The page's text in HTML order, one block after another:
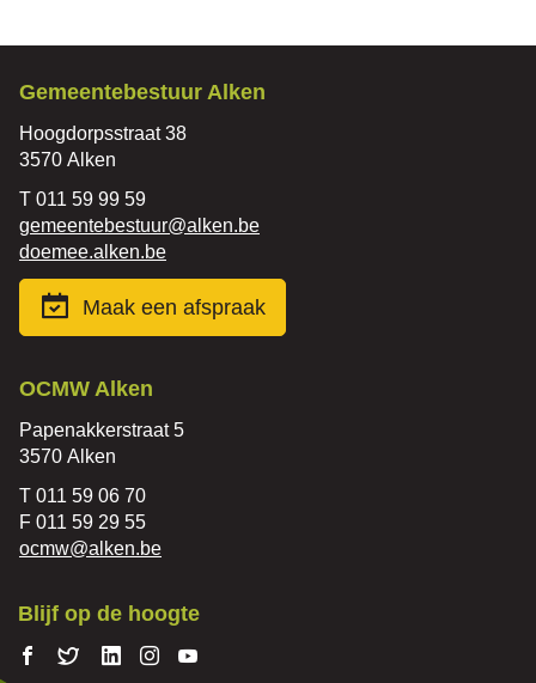
Contact
Gemeentebestuur Alken
Adres
Hoogdorpsstraat 38
,3570 Alken
Tel.011 59 99 59
E-
mail
gemeentebestuur@alken.be
Website
doemee.alken.be
Maak een afspraak
Contact
OCMW Alken
Adres
Papenakkerstraat 5
,3570 Alken
Tel.011 59 06 70
Fax011 59 29 55
E-
ocmw@alken.be
Blijf op de hoogte
Volg ons
Volg
Volg Volg ons
Volg